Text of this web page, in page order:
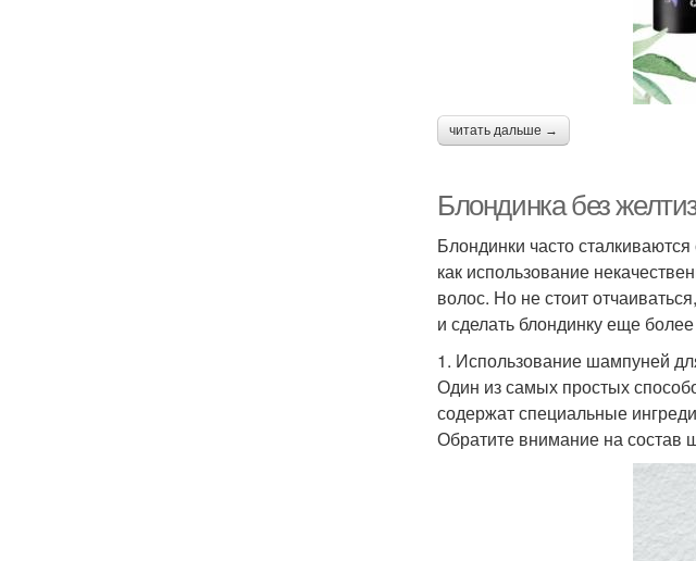
читать дальше →
Блондинка без
Блондинки часто
как использование
волос. Но не стоит
и сделать блондинку еще
1. Использование шампуней
Один из самых простых
содержат специальные
Обратите внимание на состав